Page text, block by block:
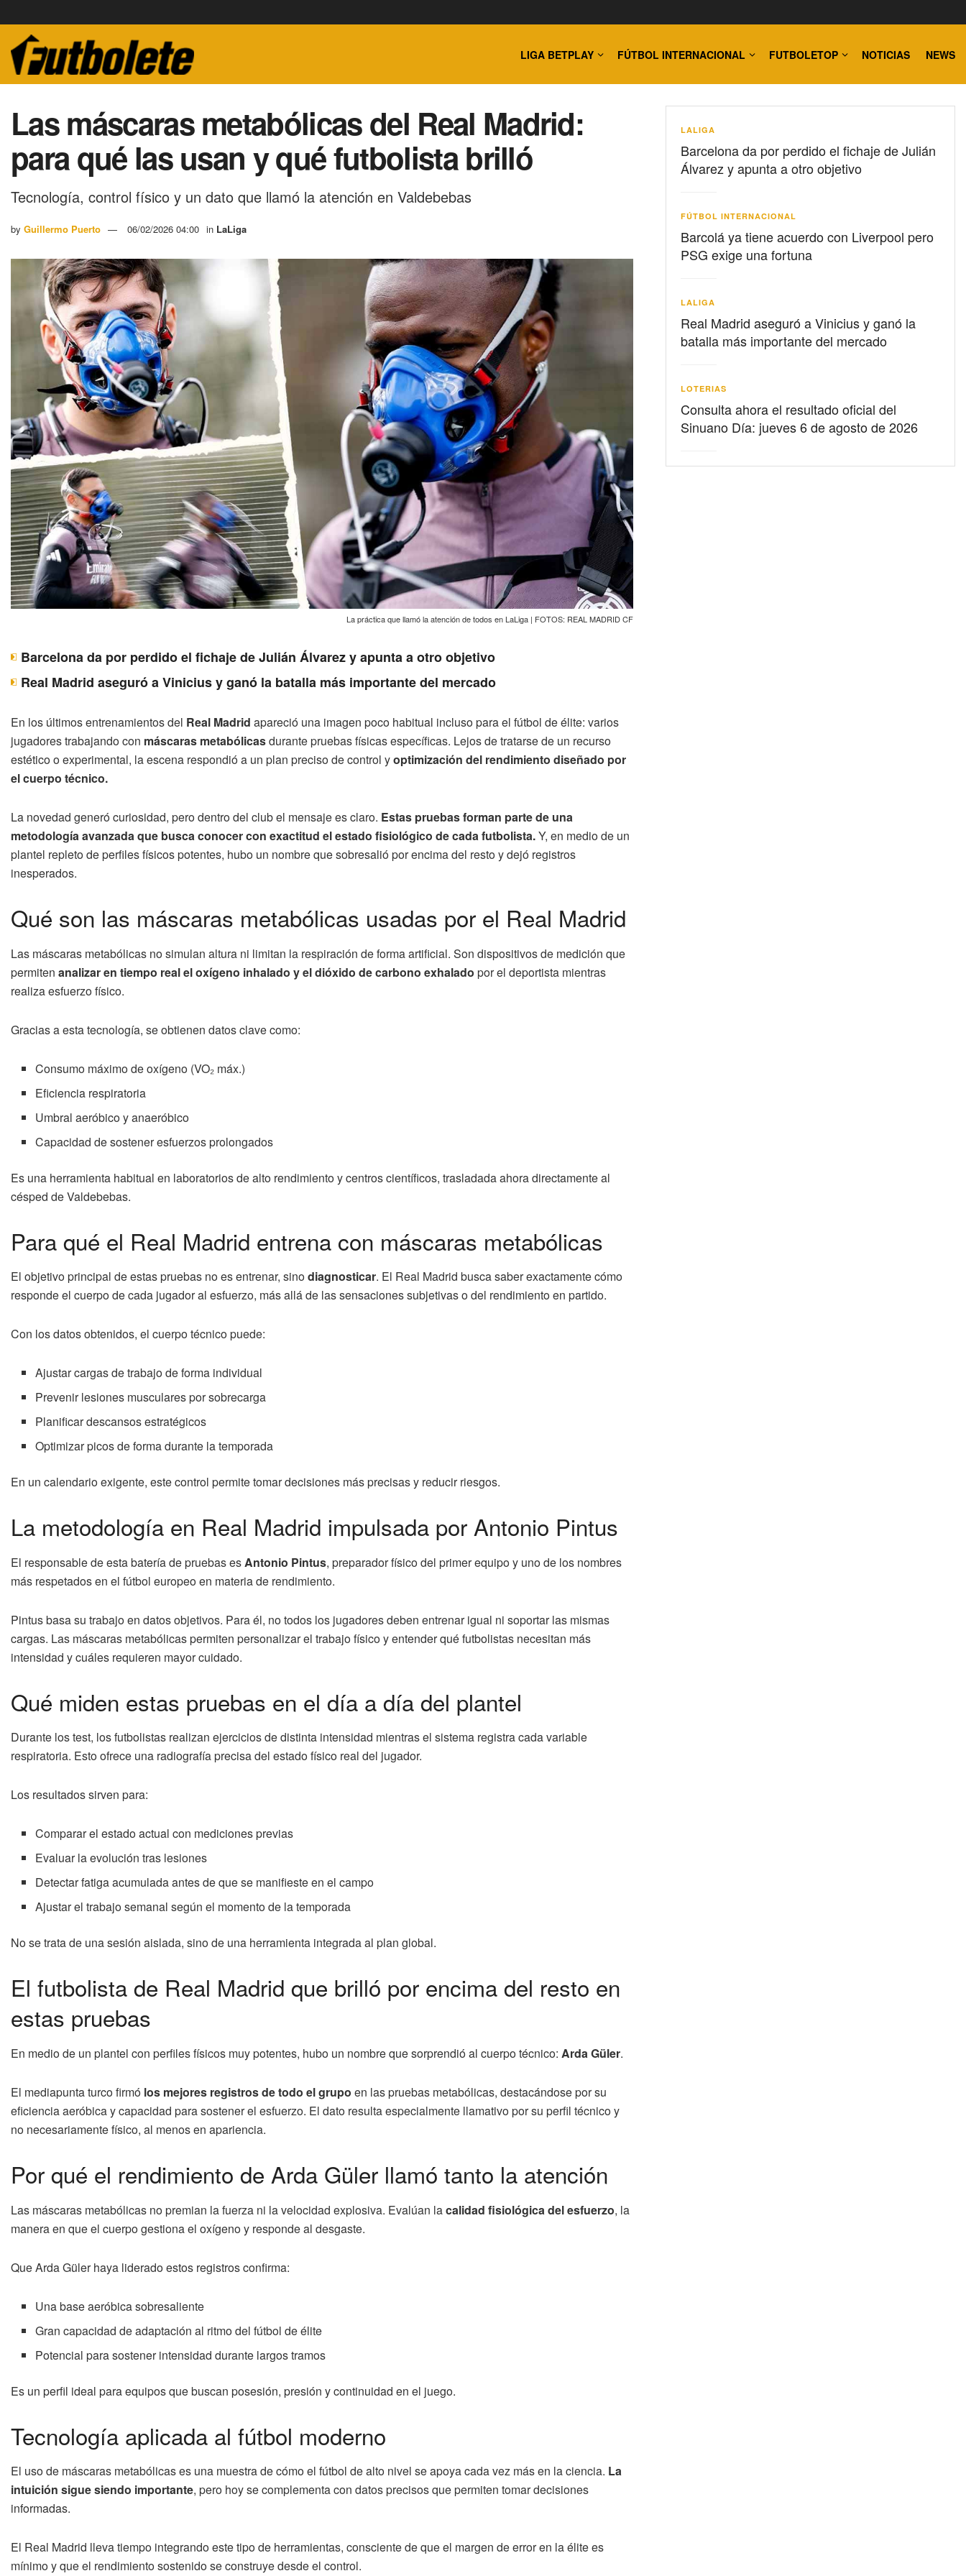
LIGA BETPLAY FÚTBOL INTERNACIONAL FUTBOLETOP NOTICIAS NEWS
Las máscaras metabólicas del Real Madrid:
para qué las usan y qué futbolista brilló
Tecnología, control físico y un dato que llamó la atención en Valdebebas
by Guillermo Puerto 06/02/2026 04:00 in LaLiga
La práctica que llamó la atención de todos en LaLiga | FOTOS: REAL MADRID CF
Barcelona da por perdido el fichaje de Julián Álvarez y apunta a otro objetivo
Real Madrid aseguró a Vinicius y ganó la batalla más importante del mercado
En los últimos entrenamientos del Real Madrid apareció una imagen poco habitual incluso para el fútbol de élite: varios
jugadores trabajando con máscaras metabólicasdurante pruebas físicas específicas. Lejos de tratarse de un recurso
estético o experimental, la escena respondió a un plan preciso de control yoptimización del rendimiento diseñado por
el cuerpo técnico.
La novedad generó curiosidad, pero dentro del club el mensaje es claro. Estas pruebas forman parte de una
metodología avanzada que busca conocer con exactitud el estado fisiológico de cada futbolista.Y, en medio de un
plantel repleto de perfiles físicos potentes, hubo un nombre que sobresalió por encima del resto y dejó registros
inesperados.
Qué son las máscaras metabólicas usadas por el Real Madrid
Las máscaras metabólicas no simulan altura ni limitan la respiración de forma artificial. Son dispositivos de medición que
permiten analizar en tiempo real el oxígeno inhalado y el dióxido de carbono exhalado por el deportista mientras
realiza esfuerzo físico.
Gracias a esta tecnología, se obtienen datos clave como:
Consumo máximo de oxígeno (VO₂ máx.)
Eficiencia respiratoria
Umbral aeróbico y anaeróbico
Capacidad de sostener esfuerzos prolongados
Es una herramienta habitual en laboratorios de alto rendimiento y centros científicos, trasladada ahora directamente al
césped de Valdebebas.
Para qué el Real Madrid entrena con máscaras metabólicas
El objetivo principal de estas pruebas no es entrenar, sinodiagnosticar. El Real Madrid busca saber exactamente cómo
responde el cuerpo de cada jugador al esfuerzo, más allá de las sensaciones subjetivas o del rendimiento en partido.
Con los datos obtenidos, el cuerpo técnico puede:
Ajustar cargas de trabajo de forma individual
Prevenir lesiones musculares por sobrecarga
Planificar descansos estratégicos
Optimizar picos de forma durante la temporada
En un calendario exigente, este control permite tomar decisiones más precisas y reducir riesgos.
La metodología en Real Madrid impulsada por Antonio Pintus
El responsable de esta batería de pruebas esAntonio Pintus, preparador físico del primer equipo y uno de los nombres
más respetados en el fútbol europeo en materia de rendimiento.
Pintus basa su trabajo en datos objetivos. Para él, no todos los jugadores deben entrenar igual ni soportar las mismas
cargas. Las máscaras metabólicas permiten personalizar el trabajo físico y entender qué futbolistas necesitan más
intensidad y cuáles requieren mayor cuidado.
Qué miden estas pruebas en el día a día del plantel
Durante los test, los futbolistas realizan ejercicios de distinta intensidad mientras el sistema registra cada variable
respiratoria. Esto ofrece una radiografía precisa del estado físico real del jugador.
Los resultados sirven para:
Comparar el estado actual con mediciones previas
Evaluar la evolución tras lesiones
Detectar fatiga acumulada antes de que se manifieste en el campo
Ajustar el trabajo semanal según el momento de la temporada
No se trata de una sesión aislada, sino de una herramienta integrada al plan global.
El futbolista de Real Madrid que brilló por encima del resto en
estas pruebas
En medio de un plantel con perfiles físicos muy potentes, hubo un nombre que sorprendió al cuerpo técnico: Arda Güler.
El mediapunta turco firmó los mejores registros de todo el grupo en las pruebas metabólicas, destacándose por su
eficiencia aeróbica y capacidad para sostener el esfuerzo. El dato resulta especialmente llamativo por su perfil técnico y
no necesariamente físico, al menos en apariencia.
Por qué el rendimiento de Arda Güler llamó tanto la atención
Las máscaras metabólicas no premian la fuerza ni la velocidad explosiva. Evalúan lacalidad fisiológica del esfuerzo, la
manera en que el cuerpo gestiona el oxígeno y responde al desgaste.
Que Arda Güler haya liderado estos registros confirma:
Una base aeróbica sobresaliente
Gran capacidad de adaptación al ritmo del fútbol de élite
Potencial para sostener intensidad durante largos tramos
Es un perfil ideal para equipos que buscan posesión, presión y continuidad en el juego.
Tecnología aplicada al fútbol moderno
El uso de máscaras metabólicas es una muestra de cómo el fútbol de alto nivel se apoya cada vez más en la ciencia. La
intuición sigue siendo importante, pero hoy se complementa con datos precisos que permiten tomar decisiones
informadas.
El Real Madrid lleva tiempo integrando este tipo de herramientas, consciente de que el margen de error en la élite es
mínimo y que el rendimiento sostenido se construye desde el control.
LALIGA
Barcelona da por perdido el fichaje de Julián
Álvarez y apunta a otro objetivo
FÚTBOL INTERNACIONAL
Barcolá ya tiene acuerdo con Liverpool pero
PSG exige una fortuna
LALIGA
Real Madrid aseguró a Vinicius y ganó la
batalla más importante del mercado
LOTERIAS
Consulta ahora el resultado oficial del
Sinuano Día: jueves 6 de agosto de 2026